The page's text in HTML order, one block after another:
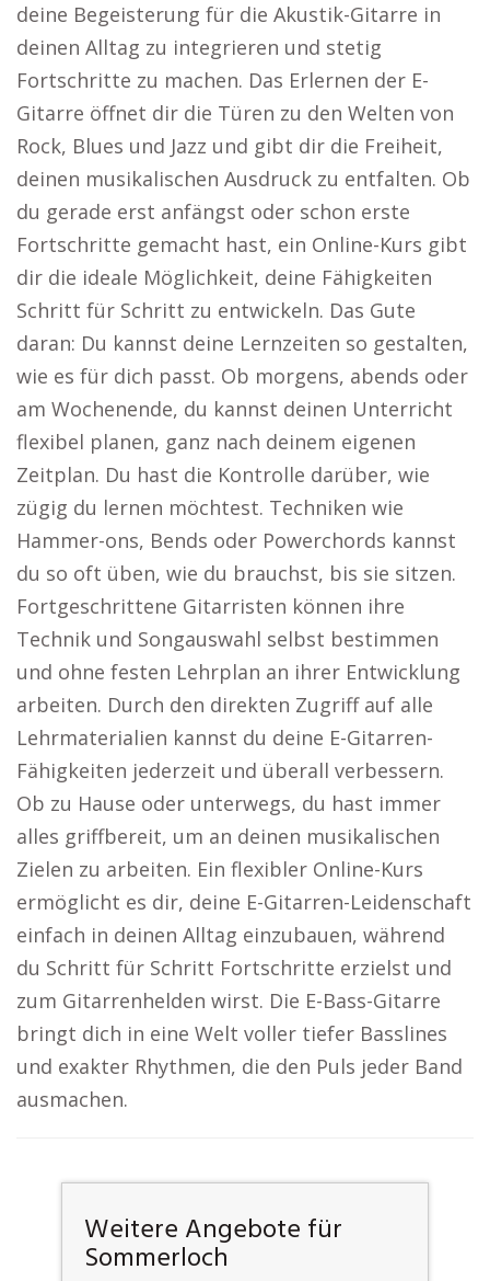
deine Begeisterung für die Akustik-Gitarre in
deinen Alltag zu integrieren und stetig
Fortschritte zu machen. Das Erlernen der E-
Gitarre öffnet dir die Türen zu den Welten von
Rock, Blues und Jazz und gibt dir die Freiheit,
deinen musikalischen Ausdruck zu entfalten. Ob
du gerade erst anfängst oder schon erste
Fortschritte gemacht hast, ein Online-Kurs gibt
dir die ideale Möglichkeit, deine Fähigkeiten
Schritt für Schritt zu entwickeln. Das Gute
daran: Du kannst deine Lernzeiten so gestalten,
wie es für dich passt. Ob morgens, abends oder
am Wochenende, du kannst deinen Unterricht
flexibel planen, ganz nach deinem eigenen
Zeitplan. Du hast die Kontrolle darüber, wie
zügig du lernen möchtest. Techniken wie
Hammer-ons, Bends oder Powerchords kannst
du so oft üben, wie du brauchst, bis sie sitzen.
Fortgeschrittene Gitarristen können ihre
Technik und Songauswahl selbst bestimmen
und ohne festen Lehrplan an ihrer Entwicklung
arbeiten. Durch den direkten Zugriff auf alle
Lehrmaterialien kannst du deine E-Gitarren-
Fähigkeiten jederzeit und überall verbessern.
Ob zu Hause oder unterwegs, du hast immer
alles griffbereit, um an deinen musikalischen
Zielen zu arbeiten. Ein flexibler Online-Kurs
ermöglicht es dir, deine E-Gitarren-Leidenschaft
einfach in deinen Alltag einzubauen, während
du Schritt für Schritt Fortschritte erzielst und
zum Gitarrenhelden wirst. Die E-Bass-Gitarre
bringt dich in eine Welt voller tiefer Basslines
und exakter Rhythmen, die den Puls jeder Band
ausmachen.
Weitere Angebote für
Sommerloch